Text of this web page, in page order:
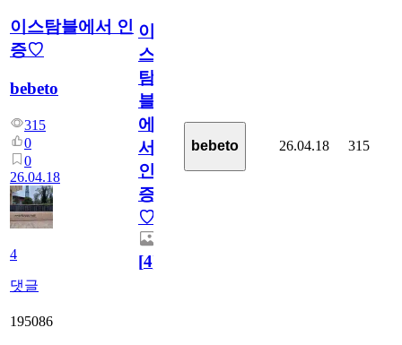
이스탐블에서 인
증♡
bebeto
315
0
0
26.04.18
4
댓글
이
스
탐
블
에
서
인
증
♡
[4]
bebeto 26.04.18 315
195086